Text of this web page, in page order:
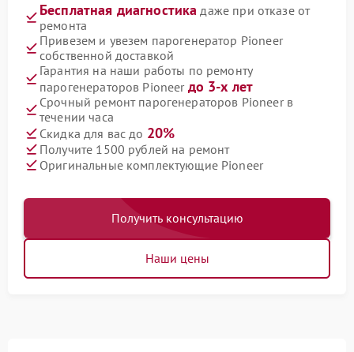
Бесплатная диагностика даже при отказе от
ремонта
Привезем и увезем парогенератор Pioneer
собственной доставкой
Гарантия на наши работы по ремонту
парогенераторов Pioneer до 3-х лет
Срочный ремонт парогенераторов Pioneer в
течении часа
Скидка для вас до 20%
Получите 1500 рублей на ремонт
Оригинальные комплектующие Pioneer
Получить консультацию
Наши цены